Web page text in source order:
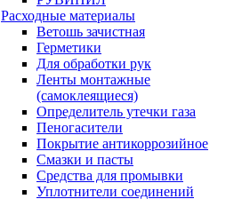
Расходные материалы
Ветошь зачистная
Герметики
Для обработки рук
Ленты монтажные
(самоклеящиеся)
Определитель утечки газа
Пеногасители
Покрытие антикоррозийное
Смазки и пасты
Средства для промывки
Уплотнители соединений